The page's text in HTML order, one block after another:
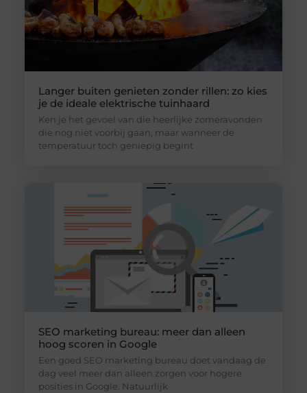
Langer buiten genieten zonder rillen: zo kies
je de ideale elektrische tuinhaard
Ken je het gevoel van die heerlijke zomeravonden
die nog niet voorbij gaan, maar wanneer de
temperatuur toch geniepig begint
SEO marketing bureau: meer dan alleen
hoog scoren in Google
Een goed SEO marketing bureau doet vandaag de
dag veel meer dan alleen zorgen voor hogere
posities in Google. Natuurlijk